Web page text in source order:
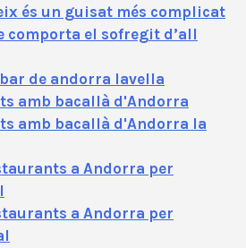
és un guisat més complicat
comporta el sofregit d’all
de andorra lavella
amb bacallà d'Andorra
amb bacallà d'Andorra la
a Andorra per
a Andorra per